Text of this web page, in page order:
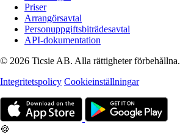
Priser
Arrangörsavtal
Personuppgiftsbiträdesavtal
API-dokumentation
© 2026 Ticsie AB. Alla rättigheter förbehållna.
Integritetspolicy Cookieinställningar
🍪